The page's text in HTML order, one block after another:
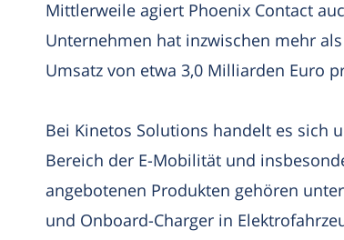
Mittlerweile agiert Phoenix Contact
Unternehmen hat inzwischen mehr
Umsatz von etwa 3,0 Milliarden Euro
Bei Kinetos Solutions handelt es sich
Bereich der E-Mobilität und
angebotenen Produkten gehören
und Onboard-Charger in